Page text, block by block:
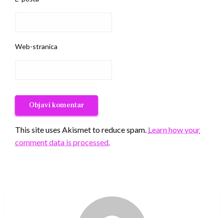
Web-stranica
This site uses Akismet to reduce spam. Learn how your
comment data is processed.